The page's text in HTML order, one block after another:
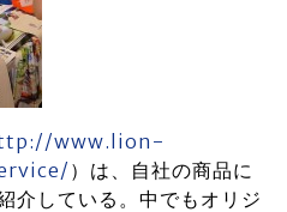
www.lion-
）は、自社の商品に
介している。中でもオリジ